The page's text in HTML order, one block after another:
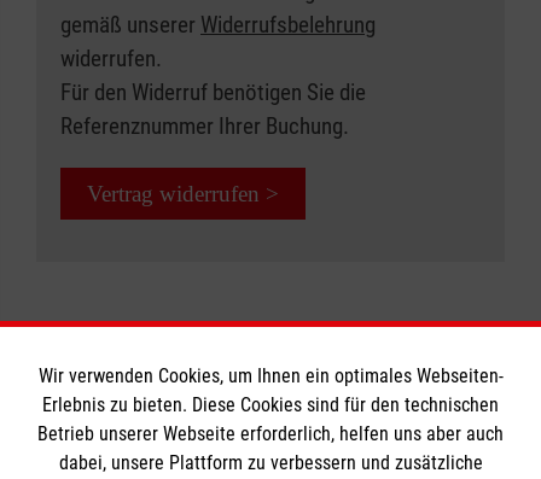
sowie Pseudokrupp, Asthma und
Allergien.
Teilnehmergruppe:
Eltern, Großeltern, Babysitter,
Jugendgruppenleiter etc.
Jetzt Kurs buchen: Erste Hilfe bei
Kindernotfällen
das Erkennen von Notfallsituationen bei
Säuglingen und Kleinkindern sowie
Erwachsenen
Maßnahmen bei Verbrennungen,
Vergiftungen und Knochenbrüchen
Maßnahmen bei Bewusstlosigkeit und
Atemstörungen
Erzieherinnen und Erzieher, Betreuerinnen und
Betreuer, Personen, die beruflich mit Kindern
zu tun haben
gemäß unserer Widerrufsbelehrung
widerrufen.
Für den Widerruf benötigen Sie die
Referenznummer Ihrer Buchung.
Vertrag widerrufen >
Informationen
Wir verwenden Cookies, um Ihnen ein optimales Webseiten-
Erlebnis zu bieten. Diese Cookies sind für den technischen
Betrieb unserer Webseite erforderlich, helfen uns aber auch
dabei, unsere Plattform zu verbessern und zusätzliche